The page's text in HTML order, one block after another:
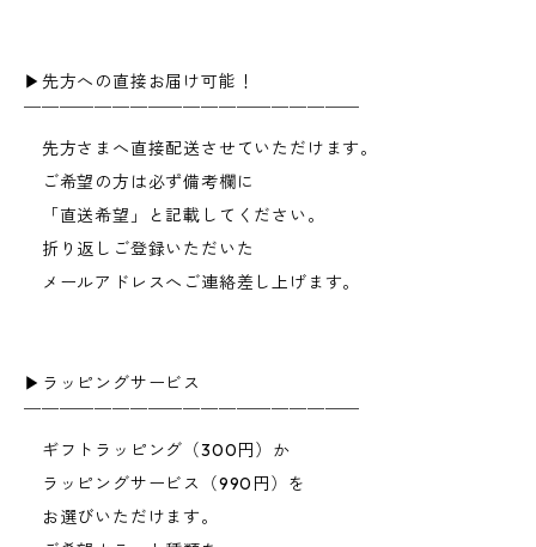
▶︎先方への直接お届け可能！
￣￣￣￣￣￣￣￣￣￣￣￣￣￣￣￣￣￣￣
先方さまへ直接配送させていただけます。
ご希望の方は必ず備考欄に
「直送希望」と記載してください。
折り返しご登録いただいた
メールアドレスへご連絡差し上げます。
▶︎ラッピングサービス
￣￣￣￣￣￣￣￣￣￣￣￣￣￣￣￣￣￣￣
ギフトラッピング（300円）か
ラッピングサービス（990円）を
お選びいただけます。